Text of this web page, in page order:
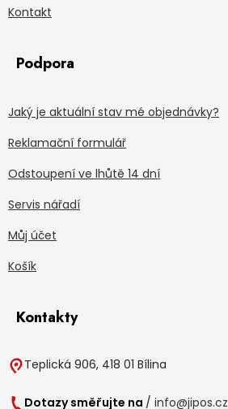
Kontakt
Podpora
Jaký je aktuální stav mé objednávky?
Reklamační formulář
Odstoupení ve lhůtě 14 dní
Servis nářadí
Můj účet
Košík
Kontakty
Teplická 906, 418 01 Bílina
Dotazy směřujte na / info@jipos.cz